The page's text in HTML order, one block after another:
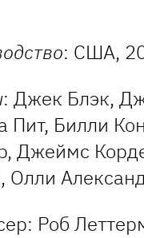
: США,
: Джек Блэк,
Пит, Билли
Джеймс
Олли
Роб